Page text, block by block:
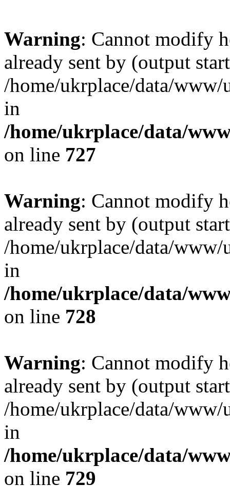
Warning: Cannot modify
already sent by (output
/home/ukrplace/data/
in
/home/ukrplace/data/
on line 727
Warning: Cannot modify
already sent by (output
/home/ukrplace/data/
in
/home/ukrplace/data/
on line 728
Warning: Cannot modify
already sent by (output
/home/ukrplace/data/
in
/home/ukrplace/data/
on line 729